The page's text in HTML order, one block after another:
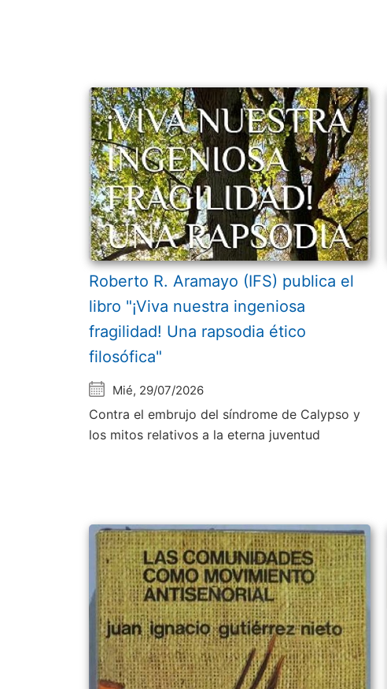
Roberto R. Aramayo (IFS) publica el
libro "¡Viva nuestra ingeniosa
fragilidad! Una rapsodia ético
filosófica"
Mié, 29/07/2026
Contra el embrujo del síndrome de Calypso y
los mitos relativos a la eterna juventud